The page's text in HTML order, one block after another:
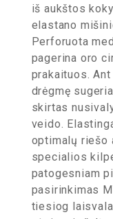
iš aukštos
elastano
Perforuota
pagerina oro
prakaituos.
drėgmę
skirtas
veido.
optimalų riešo
specialios
patogesniam
pasirinkimas
tiesiog